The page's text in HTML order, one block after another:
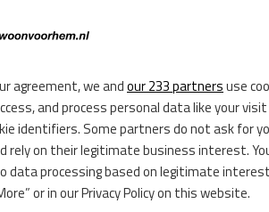
agreement, we andour 233 partnersuse
and process personal data like your
identifiers. Some partners do not ask for
rely on their legitimate business interest.
data processing based on legitimate
or in our Privacy Policy on this website.
hierbij dus aan om de volgende
zin in heeft is nog maar de vraag.
daarnaast bekend om het feit dat hij
valt dus niet helemaal onder